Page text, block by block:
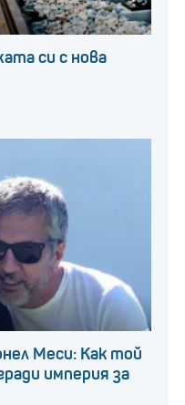
си с нова
Меси: Как той
империя за